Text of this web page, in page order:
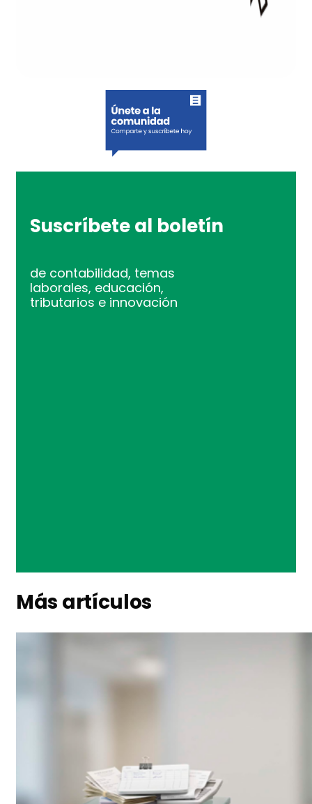
Suscríbete al boletín
de contabilidad, temas
laborales, educación,
tributarios e innovación
Más artículos